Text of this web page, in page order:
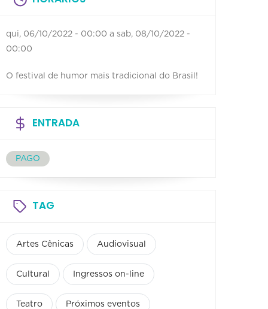
qui, 06/10/2022 - 00:00 a sab, 08/10/2022 -
00:00
O festival de humor mais tradicional do Brasil!
ENTRADA
PAGO
TAG
Artes Cênicas Audiovisual
Cultural Ingressos on-line
Teatro Próximos eventos